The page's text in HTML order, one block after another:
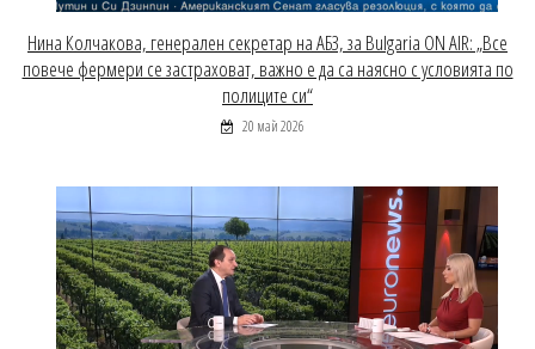
Нина Колчакова, генерален секретар на АБЗ, за Bulgaria ON AIR: „Все
повече фермери се застраховат, важно е да са наясно с условията по
полиците си“
20 май 2026